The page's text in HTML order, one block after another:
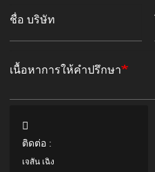
ชื่อ บริษัท
เนื้อหาการให้คำปรึกษา
ติดต่อ :
เจสัน เฉิง